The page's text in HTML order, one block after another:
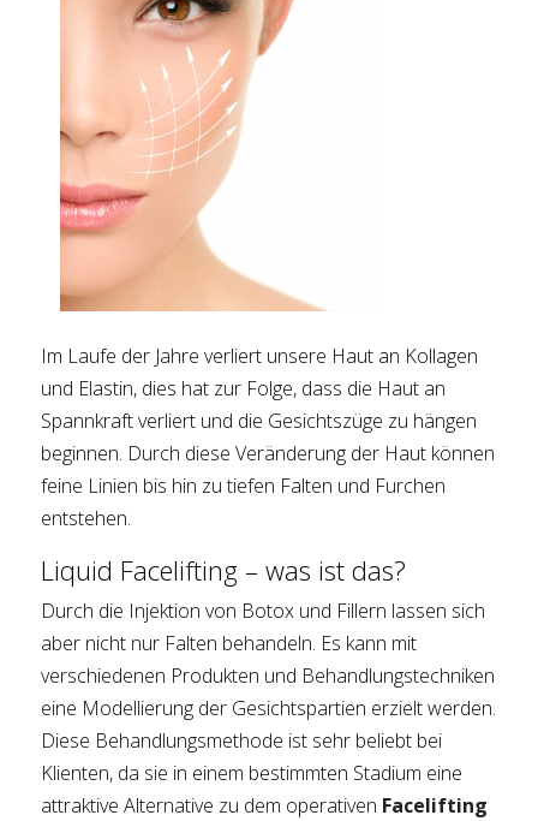
Im Laufe der Jahre verliert unsere Haut an Kollagen
und Elastin, dies hat zur Folge, dass die Haut an
Spannkraft verliert und die Gesichtszüge zu hängen
beginnen. Durch diese Veränderung der Haut können
feine Linien bis hin zu tiefen Falten und Furchen
entstehen.
Liquid Facelifting – was ist das?
Durch die Injektion von Botox und Fillern lassen sich
aber nicht nur Falten behandeln. Es kann mit
verschiedenen Produkten und Behandlungstechniken
eine Modellierung der Gesichtspartien erzielt werden.
Diese Behandlungsmethode ist sehr beliebt bei
Klienten, da sie in einem bestimmten Stadium eine
attraktive Alternative zu dem operativen Facelifting